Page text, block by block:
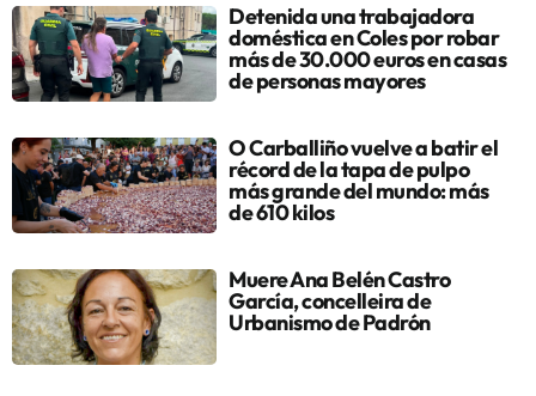
Detenida una trabajadora
doméstica en Coles por robar
más de 30.000 euros en casas
de personas mayores
O Carballiño vuelve a batir el
récord de la tapa de pulpo
más grande del mundo: más
de 610 kilos
Muere Ana Belén Castro
García, concelleira de
Urbanismo de Padrón